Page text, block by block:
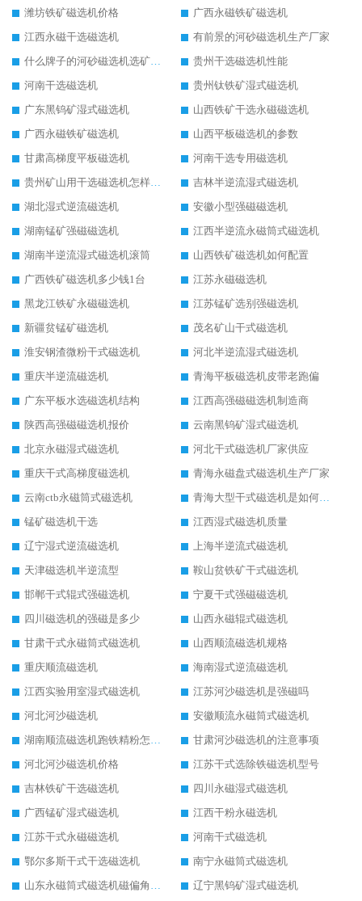
潍坊铁矿磁选机价格
广西永磁铁矿磁选机
江西永磁干选磁选机
有前景的河砂磁选机生产厂家
什么牌子的河砂磁选机选矿效果好
贵州干选磁选机性能
河南干选磁选机
贵州钛铁矿湿式磁选机
广东黑钨矿湿式磁选机
山西铁矿干选永磁磁选机
广西永磁铁矿磁选机
山西平板磁选机的参数
甘肃高梯度平板磁选机
河南干选专用磁选机
贵州矿山用干选磁选机怎样调磁
吉林半逆流湿式磁选机
湖北湿式逆流磁选机
安徽小型强磁磁选机
湖南锰矿强磁磁选机
江西半逆流永磁筒式磁选机
湖南半逆流湿式磁选机滚筒
山西铁矿磁选机如何配置
广西铁矿磁选机多少钱1台
江苏永磁磁选机
黑龙江铁矿永磁磁选机
江苏锰矿选别强磁选机
新疆贫锰矿磁选机
茂名矿山干式磁选机
淮安钢渣微粉干式磁选机
河北半逆流湿式磁选机
重庆半逆流磁选机
青海平板磁选机皮带老跑偏
广东平板水选磁选机结构
江西高强磁磁选机制造商
陕西高强磁磁选机报价
云南黑钨矿湿式磁选机
北京永磁湿式磁选机
河北干式磁选机厂家供应
重庆干式高梯度磁选机
青海永磁盘式磁选机生产厂家
云南ctb永磁筒式磁选机
青海大型干式磁选机是如何选矿的
锰矿磁选机干选
江西湿式磁选机质量
辽宁湿式逆流磁选机
上海半逆流式磁选机
天津磁选机半逆流型
鞍山贫铁矿干式磁选机
邯郸干式辊式强磁选机
宁夏干式强磁磁选机
四川磁选机的强磁是多少
山西永磁辊式磁选机
甘肃干式永磁筒式磁选机
山西顺流磁选机规格
重庆顺流磁选机
海南湿式逆流磁选机
江西实验用室湿式磁选机
江苏河沙磁选机是强磁吗
河北河沙磁选机
安徽顺流永磁筒式磁选机
湖南顺流磁选机跑铁精粉怎么处理
甘肃河沙磁选机的注意事项
河北河沙磁选机价格
江苏干式选除铁磁选机型号
吉林铁矿干选磁选机
四川永磁湿式磁选机
广西锰矿湿式磁选机
江西干粉永磁选机
江苏干式永磁磁选机
河南干式磁选机
鄂尔多斯干式干选磁选机
南宁永磁筒式磁选机
山东永磁筒式磁选机磁偏角怎么调整
辽宁黑钨矿湿式磁选机